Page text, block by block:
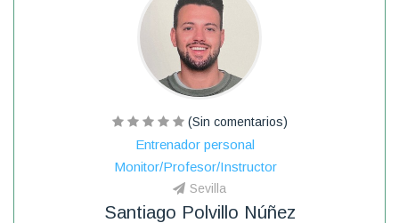
(Sin comentarios)
Entrenador personal
Monitor/Profesor/Instructor
Sevilla
Santiago Polvillo Núñez